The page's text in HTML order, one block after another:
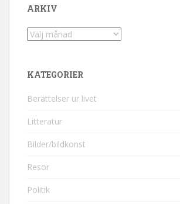
ARKIV
Arkiv
KATEGORIER
Berättelser ur livet
Litteratur
Bilder/bildkonst
Resor
Politik